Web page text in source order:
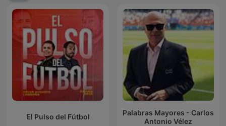
El Pulso del Fútbol
Palabras Mayores - Carlos
Antonio Vélez